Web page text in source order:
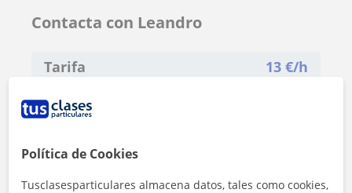
Contacta con Leandro
Tarifa 13 €/h
Política de Cookies
Tusclasesparticulares almacena datos, tales como cookies,